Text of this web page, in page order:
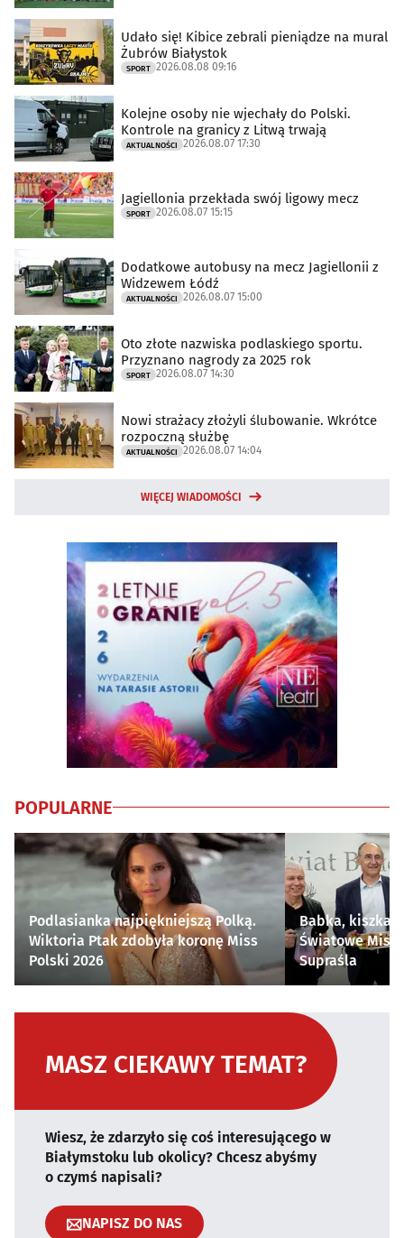
Udało się! Kibice zebrali pieniądze na mural
Żubrów Białystok
SPORT 2026.08.08 09:16
Kolejne osoby nie wjechały do Polski.
Kontrole na granicy z Litwą trwają
AKTUALNOŚCI 2026.08.07 17:30
Jagiellonia przekłada swój ligowy mecz
SPORT 2026.08.07 15:15
Dodatkowe autobusy na mecz Jagiellonii z
Widzewem Łódź
AKTUALNOŚCI 2026.08.07 15:00
Oto złote nazwiska podlaskiego sportu.
Przyznano nagrody za 2025 rok
SPORT 2026.08.07 14:30
Nowi strażacy złożyli ślubowanie. Wkrótce
rozpoczną służbę
AKTUALNOŚCI 2026.08.07 14:04
WIĘCEJ WIADOMOŚCI
POPULARNE
Podlasianka najpiękniejszą Polką.
Wiktoria Ptak zdobyła koronę Miss
Polski 2026
Babka, kiszka i
Światowe
Supraśla
MASZ CIEKAWY TEMAT?
Wiesz, że zdarzyło się coś interesującego w
Białymstoku lub okolicy? Chcesz abyśmy
o czymś napisali?
NAPISZ DO NAS